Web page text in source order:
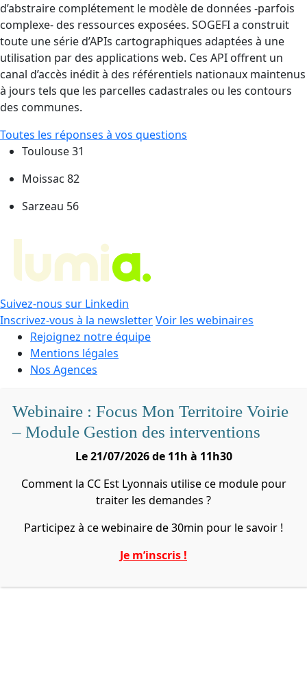
d’abstraire complétement le modèle de données -parfois
complexe- des ressources exposées. SOGEFI a construit
toute une série d’APIs cartographiques adaptées à une
utilisation par des applications web. Ces API offrent un
canal d’accès inédit à des référentiels nationaux maintenus
à jours tels que les parcelles cadastrales ou les contours
des communes.
Toutes les réponses à vos questions
Toulouse 31
Moissac 82
Sarzeau 56
Suivez-nous sur Linkedin
Inscrivez-vous à la newsletterVoir les webinaires
Rejoignez notre équipe
Mentions légales
Nos Agences
Webinaire : Focus Mon Territoire Voirie
– Module Gestion des interventions
Le 21/07/2026 de 11h à 11h30
Comment la CC Est Lyonnais utilise ce module pour
traiter les demandes ?
Participez à ce webinaire de 30min pour le savoir !
Je m’inscris !